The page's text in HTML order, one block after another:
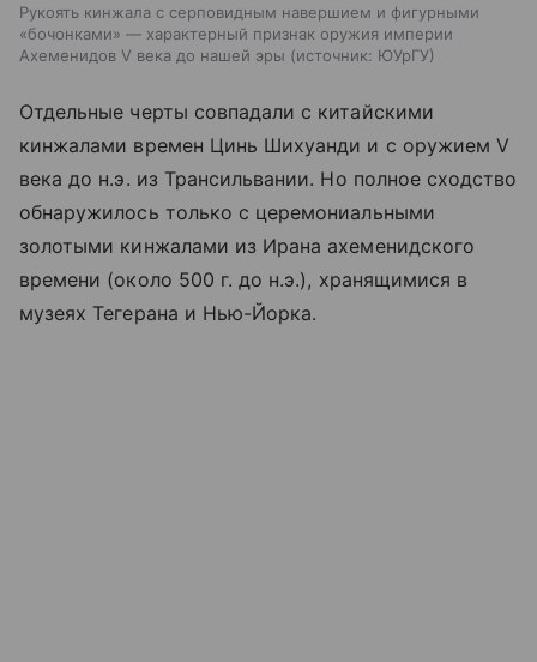
Рукоять кинжала с серповидным навершием и фигурными
«бочонками» — характерный признак оружия империи
Ахеменидов V века до нашей эры
источник: ЮУрГУ
Отдельные черты совпадали с китайскими
кинжалами времен Цинь Шихуанди и с оружием V
века до н.э. из Трансильвании. Но полное сходство
обнаружилось только с церемониальными
золотыми кинжалами из Ирана ахеменидского
времени (около 500 г. до н.э.), хранящимися в
музеях Тегерана и Нью-Йорка.